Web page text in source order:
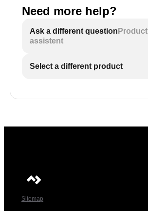
Need more help?
Ask a different question Product
assistent
Select a different product
Sitemap